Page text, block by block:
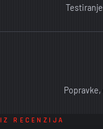
IZ RECENZIJA